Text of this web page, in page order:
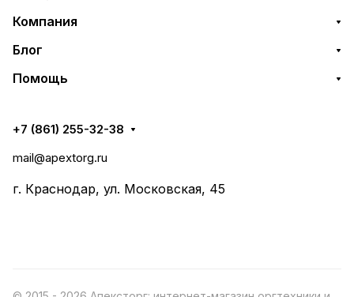
Компания
Блог
Помощь
+7 (861) 255-32-38
mail@apextorg.ru
г. Краснодар, ул. Московская, 45